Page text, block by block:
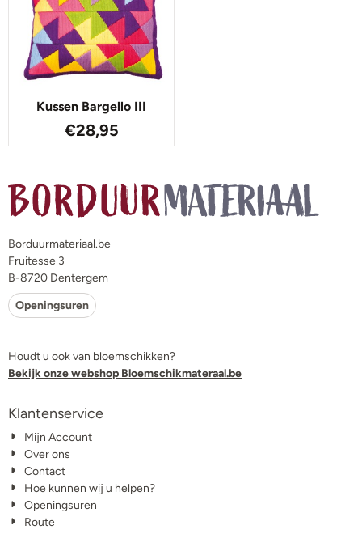
Kussen Bargello III
€28,95
Borduurmateriaal.be
Fruitesse 3
B-8720 Dentergem
Openingsuren
Houdt u ook van bloemschikken?
Bekijk onze webshop Bloemschikmateraal.be
Klantenservice
Mijn Account
Over ons
Contact
Hoe kunnen wij u helpen?
Openingsuren
Route